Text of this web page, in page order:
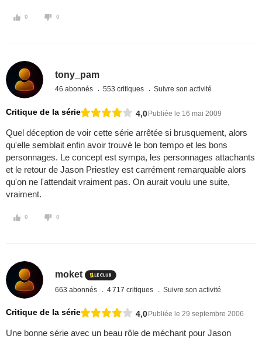
0 0
tony_pam
46 abonnés 553 critiques Suivre son activité
Critique de la série 4,0Publiée le 16 mai 2009
Quel déception de voir cette série arrêtée si brusquement, alors
qu'elle semblait enfin avoir trouvé le bon tempo et les bons
personnages. Le concept est sympa, les personnages attachants
et le retour de Jason Priestley est carrément remarquable alors
qu'on ne l'attendait vraiment pas. On aurait voulu une suite,
vraiment.
0 0
moket
663 abonnés 4 717 critiques Suivre son activité
Critique de la série 4,0Publiée le 29 septembre 2006
Une bonne série avec un beau rôle de méchant pour Jason